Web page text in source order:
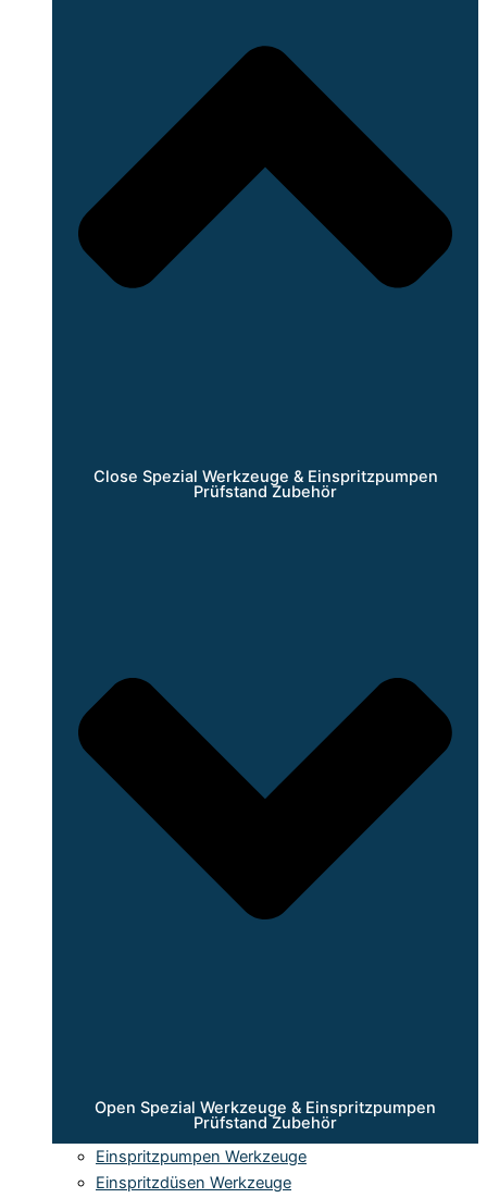
Close Spezial Werkzeuge & Einspritzpumpen
Prüfstand Zubehör
Open Spezial Werkzeuge & Einspritzpumpen
Prüfstand Zubehör
Einspritzpumpen Werkzeuge
Einspritzdüsen Werkzeuge